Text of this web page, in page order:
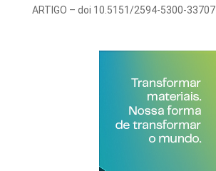
ARTIGO – doi 10.5151/2594-5300-33707